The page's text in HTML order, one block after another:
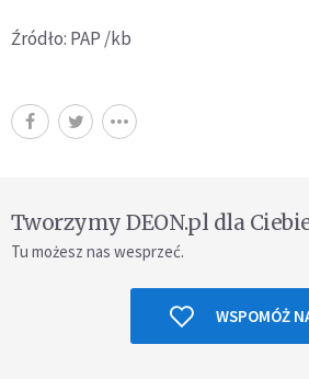
Źródło: PAP /kb
Tworzymy DEON.pl dla
Tu możesz nas wesprzeć.
WSPOMÓŻ